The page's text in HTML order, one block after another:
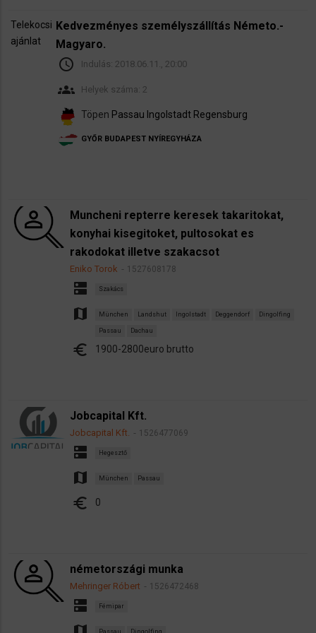
Telekocsi
ajánlat
Kedvezményes személyszállítás Németo.-
Magyaro.
schedule Indulás: 2018.06.11., 20:00
groups Helyek száma: 2
Töpen Passau Ingolstadt Regensburg
GYŐR BUDAPEST NYÍREGYHÁZA
Muncheni repterre keresek takaritokat,
konyhai kisegitoket, pultosokat es
rakodokat illetve szakacsot
Eniko Torok 1527608178
dns Szakács
map München Landshut Ingolstadt Deggendorf Dingolfing
Passau Dachau
euro 1900-2800euro brutto
Jobcapital Kft.
Jobcapital Kft. 1526477069
dns Hegesztő
map München Passau
euro 0
németországi munka
Mehringer Róbert 1526472468
dns Fémipar
Passau Dingolfing